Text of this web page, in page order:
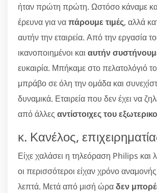
ήταν πρώτη πρώτη. Ωστόσο κάναμε
έρευνα για ναπάρουμε τιμές, αλλά
αυτήν την εταιρεία. Από την εργασία
ικανοποιημένοι και αυτήν
ευκαιρία. Μπήκαμε στο πελατολόγιό
μπράβο σε όλη την ομάδα και
δυναμικά. Εταιρεία που δεν έχει να
από άλλες αντίστοιχες του
κ. Κανέλος,
Είχε χαλάσει η τηλεόραση Philips και
οι περισσότεροι είχαν χρόνο
λεπτά. Μετά από μισή ώραδεν